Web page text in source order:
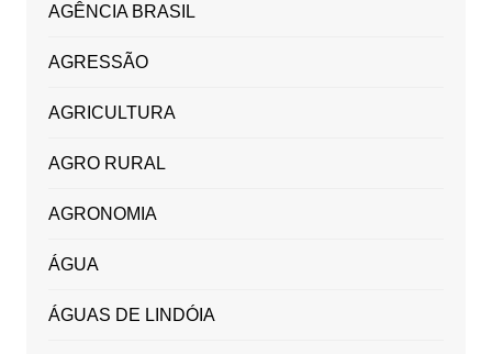
AGÊNCIA BRASIL
AGRESSÃO
AGRICULTURA
AGRO RURAL
AGRONOMIA
ÁGUA
ÁGUAS DE LINDÓIA